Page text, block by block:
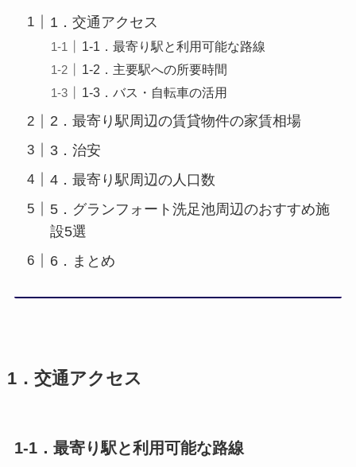
1．交通アクセス
1-1．最寄り駅と利用可能な路線
1-2．主要駅への所要時間
1-3．バス・自転車の活用
2．最寄り駅周辺の賃貸物件の家賃相場
3．治安
4．最寄り駅周辺の人口数
5．グランフォート洗足池周辺のおすすめ施
設5選
6．まとめ
1．交通アクセス
1-1．最寄り駅と利用可能な路線